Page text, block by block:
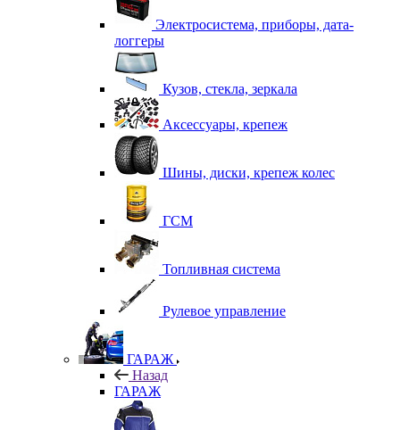
Электросистема, приборы, дата-
логгеры
Кузов, стекла, зеркала
Аксессуары, крепеж
Шины, диски, крепеж колес
ГСМ
Топливная система
Рулевое управление
ГАРАЖ
Назад
ГАРАЖ